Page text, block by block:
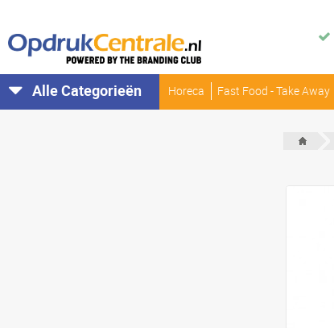
Horeca Fast Food - Take Away
Alle Categorieën